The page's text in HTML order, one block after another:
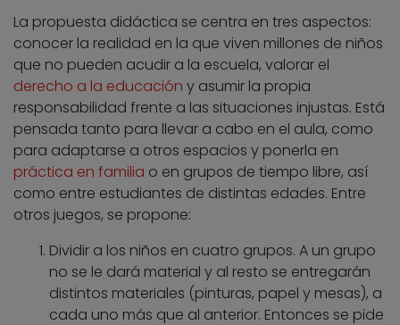
La propuesta didáctica se centra en tres aspectos:
conocer la realidad en la que viven millones de niños
que no pueden acudir a la escuela, valorar el
derecho a la educación y asumir la propia
responsabilidad frente a las situaciones injustas. Está
pensada tanto para llevar a cabo en el aula, como
para adaptarse a otros espacios y ponerla en
práctica en familia o en grupos de tiempo libre, así
como entre estudiantes de distintas edades. Entre
otros juegos, se propone:
Dividir a los niños en cuatro grupos. A un grupo
no se le dará material y al resto se entregarán
distintos materiales (pinturas, papel y mesas), a
cada uno más que al anterior. Entonces se pide